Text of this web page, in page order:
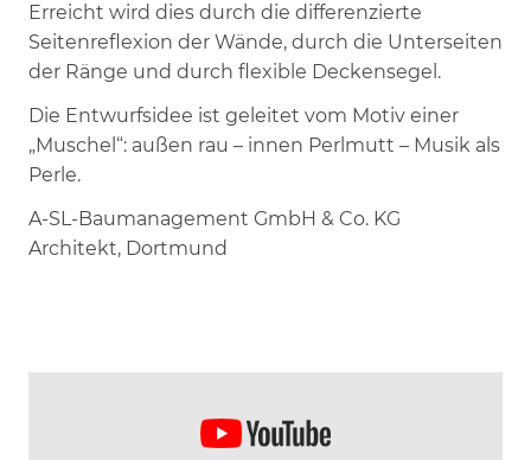
Erreicht wird dies durch die differenzierte
Seitenreflexion der Wände, durch die Unterseiten
der Ränge und durch flexible Deckensegel.
Die Entwurfsidee ist geleitet vom Motiv einer
„Muschel“: außen rau – innen Perlmutt – Musik als
Perle.
A-SL-Baumanagement GmbH & Co. KG
Architekt, Dortmund